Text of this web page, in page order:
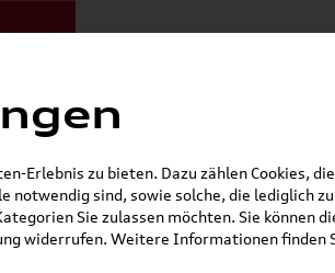
geöffnet
Erlebnis zu bieten. Dazu zählen Cookies,
sind, sowie solche, die lediglich
Sie zulassen möchten. Sie können
widerrufen. Weitere Informationen finden